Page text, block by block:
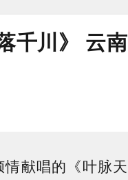
千川》 云南
献唱的《叶脉天